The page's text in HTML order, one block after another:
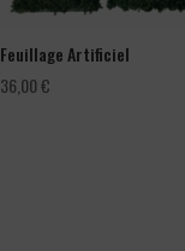
Feuillage Artificiel
36,00€